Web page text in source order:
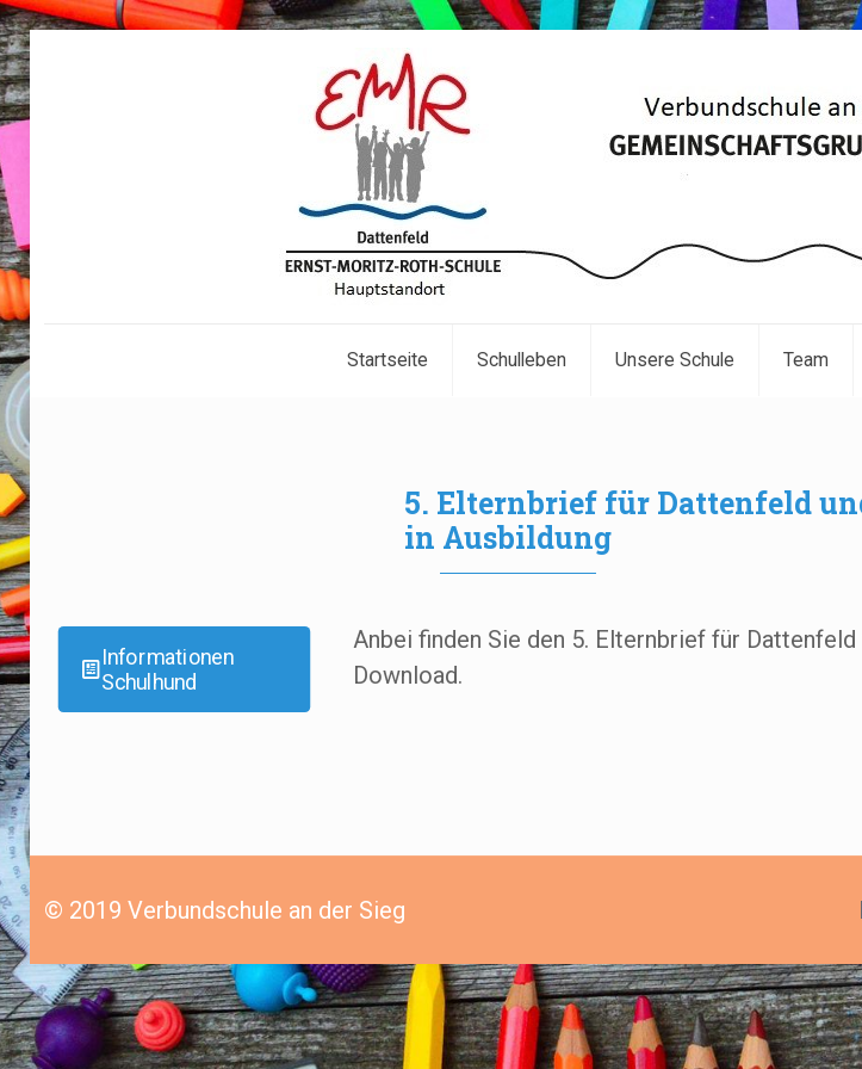
Startseite Schulleben Unsere Schule Team
5. Elternbrief für Dattenfeld
in Ausbildung
Informationen
Schulhund
Anbei finden Sie den 5. Elternbrief für
Download.
© 2019 Verbundschule an der Sieg